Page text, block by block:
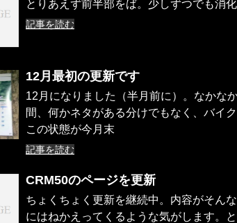
とりあえず前半部をば。少しずつでも消
記事を読む
12月最初の更新です
12月になりました（半月前に）。なかな
間、何かネタがある分けでもなく、バイ
この状態が今月末
記事を読む
CRM50のページを更新
ちょくちょく更新を継続中。内容がそん
にはねかえってくるような気がします。